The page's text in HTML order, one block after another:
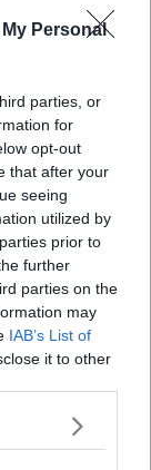
Personal
parties, or
for
opt-out
that after your
seeing
utilized by
prior to
further
parties on the
may
IAB’s List of
it to other